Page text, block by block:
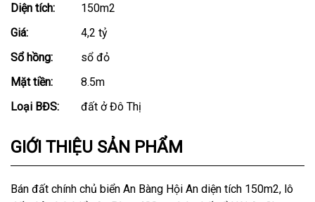
Diện tích:
150m2
Giá:
4,2 tỷ
Sổ hồng:
sổ đỏ
Mặt tiền:
8.5m
Loại BĐS:
đất ở Đô Thị
GIỚI THIỆU SẢN PHẨM
Bán đất chính chủ biển An Bàng Hội An diện tích 150m2, lô